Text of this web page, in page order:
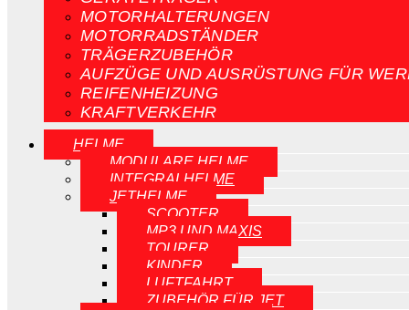
MOTORHALTERUNGEN
MOTORRADSTÄNDER
TRÄGERZUBEHÖR
AUFZÜGE UND AUSRÜSTUNG FÜR
REIFENHEIZUNG
KRAFTVERKEHR
HELME
MODULARE HELME
INTEGRALHELME
JETHELME
SCOOTER
MP3 UND MAXIS
TOURER
KINDER
LUFTFAHRT
ZUBEHÖR FÜR JET